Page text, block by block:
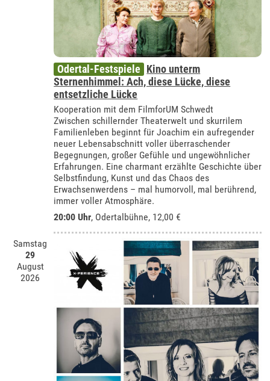
Odertal-Festspiele Kino unterm
Sternenhimmel: Ach, diese Lücke, diese
entsetzliche Lücke
Kooperation mit dem FilmforUM Schwedt
Zwischen schillernder Theaterwelt und skurrilem
Familienleben beginnt für Joachim ein aufregender
neuer Lebensabschnitt voller überraschender
Begegnungen, großer Gefühle und ungewöhnlicher
Erfahrungen. Eine charmant erzählte Geschichte über
Selbstfindung, Kunst und das Chaos des
Erwachsenwerdens – mal humorvoll, mal berührend,
immer voller Atmosphäre.
20:00 Uhr, Odertalbühne, 12,00 €
Samstag
29
August
2026